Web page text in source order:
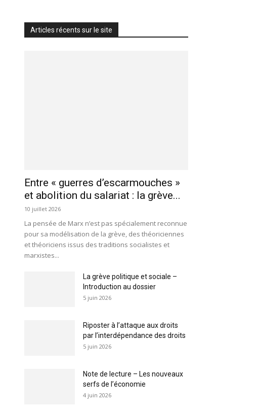
Articles récents sur le site
Entre « guerres d’escarmouches »
et abolition du salariat : la grève...
10 juillet 2026
La pensée de Marx n’est pas spécialement reconnue
pour sa modélisation de la grève, des théoriciennes
et théoriciens issus des traditions socialistes et
marxistes...
La grève politique et sociale –
Introduction au dossier
5 juin 2026
Riposter à l’attaque aux droits
par l’interdépendance des droits
5 juin 2026
Note de lecture – Les nouveaux
serfs de l’économie
4 juin 2026